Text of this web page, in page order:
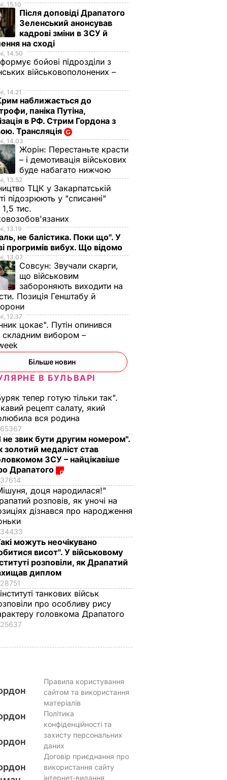
в
на
смачними, з легкою
"квашеною" ноткою".
Ці консервовані
томати точно не
7 серпня, 13.08БУЛЬВАР
15.10
Після доповіді Драпатого
Зеленський анонсував
кадрові зміни в ЗСУ й
на сході
14.50
бойові підрозділи з
військовополонених –
14.21
наближається до
паніка Путіна,
в РФ. Стрим Гордона з
Трансляція
14.03
Жорін: Перестаньте красти
– і демотивація військових
буде набагато нижчою
13.52
ТЦК у Закарпатській
підозрюють у "списанні"
тис.
13.19
не балістика. Поки що". У
прогримів вибух. Що відомо
13.07
Совсун: Звучали скарги,
що військовим
забороняють виходити на
Позиція Генштабу й
12.37
цокає". Путін опинився
складним вибором –
Більше новин
В БУЛЬВАРІ
тепер готую тільки так".
рецепт салату, який
вся родина
65367
не звик бути другим номером".
золотий медаліст став
ЗСУ – найцікавіше
Драпатого
37614
доця народилася!"
розповів, як уночі на
дізнався про народження
34433
можуть неочікувано
висот". У військовому
розповіли, як Драпатий
диплом
28751
танкових військ
про особливу рису
головкома Драпатого
25637
Правила користування
сайтом та використання
матеріалів
Політика
конфіденційності та
захисту персональних
даних
Договір приєднання про
використання сайту
інтернет-видання